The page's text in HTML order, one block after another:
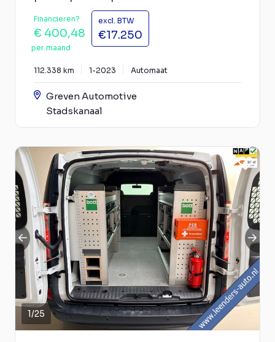
Financieren?
€ 400,48
per maand
excl. BTW
€17.250
112.338 km 1-2023 Automaat
Greven Automotive
Stadskanaal
1/25